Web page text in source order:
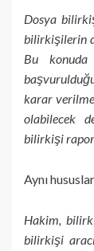
Dosya
bilirkişilerin
Bu
karar
olabilecek
bilirkişi
Aynı
Hakim,
bilirkişi